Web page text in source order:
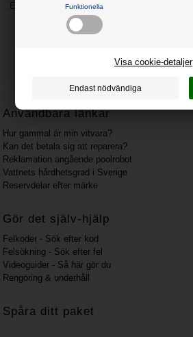
Funktionella
Visa cookie-detaljer
EKC70163 - 947901101
Användbara länkar
Hur gammal är min vitvara?
Kan det betala sig att reparera?
Reklamation angående poolrobot
Vattnets hårdhetsgrad i Sverige
Reservdelar efter märke
Gör det själv-hjälp
Felkoder - Sök efter kod
Felsökning - Sök efter fel
Videoguider - Så här gör du
Rengöring & underhåll
Spåra ditt paket